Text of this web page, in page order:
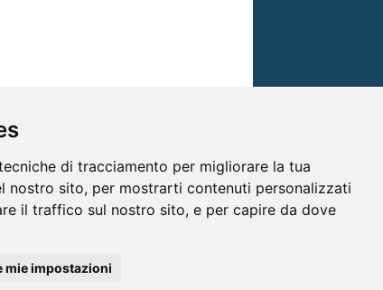
di tracciamento per migliorare la tua
nostro sito, per mostrarti contenuti personalizzati
il traffico sul nostro sito, e per capire da dove
mie impostazioni
s.r.l. - P.I.00496230541 -